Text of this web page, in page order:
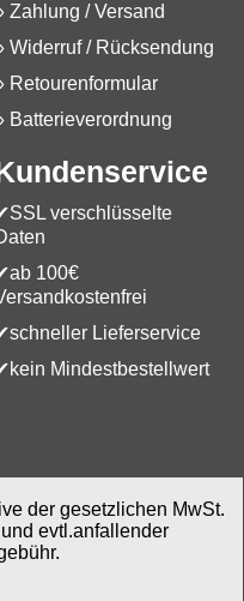
Zahlung / Versand
Widerruf / Rücksendung
Retourenformular
Batterieverordnung
verschlüsselte
100€
Lieferservice
Mindestbestellwert
der gesetzlichen MwSt.
evtl.anfallender